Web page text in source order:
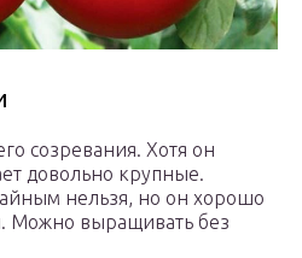
созревания. Хотя он
довольно крупные.
нельзя, но он хорошо
Можно выращивать без